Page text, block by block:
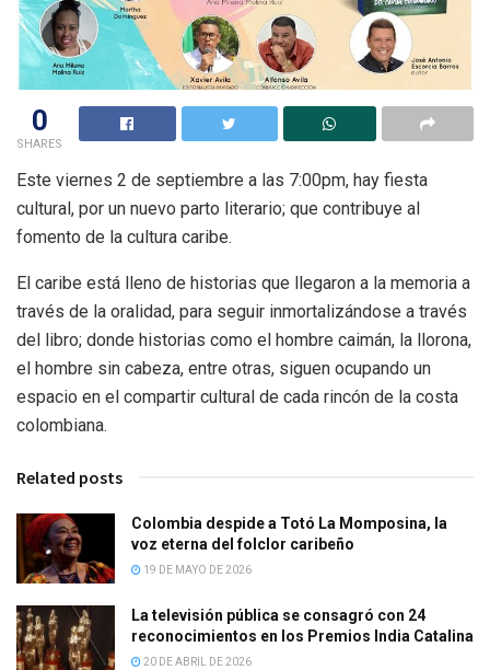
0
SHARES
Este viernes 2 de septiembre a las 7:00pm, hay fiesta
cultural, por un nuevo parto literario; que contribuye al
fomento de la cultura caribe.
El caribe está lleno de historias que llegaron a la memoria a
través de la oralidad, para seguir inmortalizándose a través
del libro; donde historias como el hombre caimán, la llorona,
el hombre sin cabeza, entre otras, siguen ocupando un
espacio en el compartir cultural de cada rincón de la costa
colombiana.
Related posts
Colombia despide a Totó La Momposina, la
voz eterna del folclor caribeño
19 DE MAYO DE 2026
La televisión pública se consagró con 24
reconocimientos en los Premios India Catalina
20 DE ABRIL DE 2026